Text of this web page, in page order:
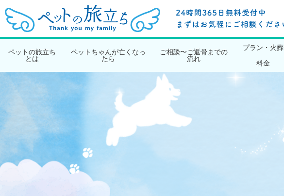
ペットの旅立ち
とは
ペットちゃんが亡くなっ
たら
ご相談〜ご返骨までの
流れ
プラン・火葬
料金